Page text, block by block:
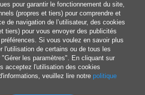
couleur : la turquoise peut
c’est-à-dire que sa
selon les conditions
rend la turquoise
pour les artistes et les
sa qualité dynamique.
pour garantir le fonctionnement du site,
(propres et tiers) pour comprendre et
de navigation de l’utilisateur, des cookies
tiers) pour vous envoyer des publicités
Si vous voulez en savoir plus
l'utilisation de certains ou de tous les
les paramètres". En cliquant sur
acceptez l'utilisation des cookies
veuillez lire notre politique